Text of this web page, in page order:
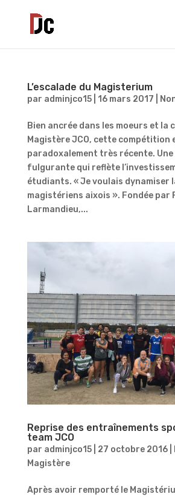
L’escalade du Magisterium
par adminjco15| 16 mars 2017
Bien ancrée dans les moeurs et la
Magistère JCO, cette compétition
paradoxalement très récente.
fulgurante qui reflète
étudiants. « Je voulais dynamiser
magistériens aixois ». Fondée par
Larmandieu,...
Reprise des entraînements
team JCO
par adminjco15| 27 octobre 2016|
Magistère
Après avoir remporté le